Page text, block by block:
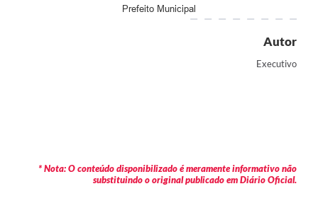
Prefeito Municipal
Autor
Executivo
* Nota: O conteúdo disponibilizado é meramente informativo não
substituindo o original publicado em Diário Oficial.